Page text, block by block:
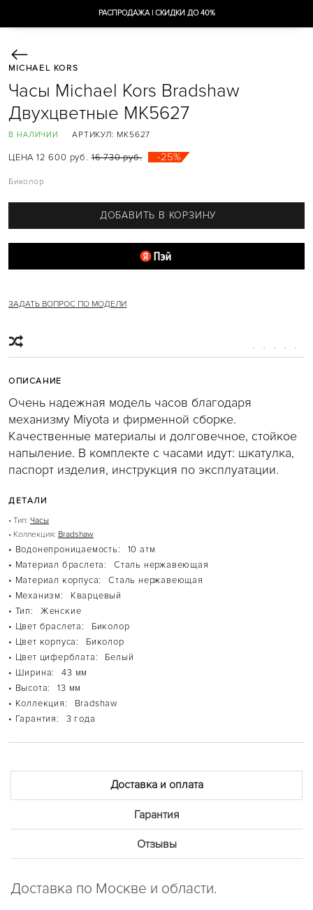
РАСПРОДАЖА | СКИДКИ ДО 40%
MICHAEL KORS
Часы Michael Kors Bradshaw
Двухцветные MK5627
В НАЛИЧИИ АРТИКУЛ: MK5627
ЦЕНА 12 600 руб. 16 730 руб. -25%
Биколор
ДОБАВИТЬ В КОРЗИНУ
ЗАДАТЬ ВОПРОС ПО МОДЕЛИ
ОПИСАНИЕ
Очень надежная модель часов благодаря
механизму Miyota и фирменной сборке.
Качественные материалы и долговечное, стойкое
напыление. В комплекте с часами идут: шкатулка,
паспорт изделия, инструкция по эксплуатации.
ДЕТАЛИ
• Тип: Часы
• Коллекция: Bradshaw
• Водонепроницаемость:
10 атм
• Материал браслета:
Сталь нержавеющая
• Материал корпуса:
Сталь нержавеющая
• Механизм:
Кварцевый
• Тип:
Женские
• Цвет браслета:
Биколор
• Цвет корпуса:
Биколор
• Цвет циферблата:
Белый
• Ширина:
43 мм
• Высота:
13 мм
• Коллекция:
Bradshaw
• Гарантия:
3 года
Доставка и оплата
Гарантия
Отзывы
Доставка по Москве и области.
AVA
AVRIL
BEDFORD
BRADSHAW
CAMILLE
CECE
GREENWICH
HALLY
JESSIE
PARKER
SLOAN
SOHO
WHITNEY
БЕЖЕВЫЕ СУМКИ
БЕЛЫЕ СУМКИ
ГОЛУБЫЕ СУМКИ
ЧЕРНЫЕ СУМКИ
РЮКЗАКИ
ABBEY
BROOKLIN
RHEA
КОРИЧНЕВЫЕ РЮКЗАКИ
ЧАСЫ
ACCELERATOR
BLAIR
BRADSHAW
BRECKEN
BRYN
CHANNING
DARCI
EMPIRE
JANELLE
LAYTON
LEXINGTON